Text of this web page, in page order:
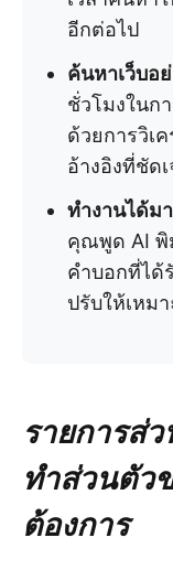
อีกต่อไป
ค้นหาเว็บอ
ชั่วโมงในก
ด้วยการวิเ
อ้างอิงที่ชัด
ทำงานได้ม
คุณพูด AI พิ
คำบอกที่ได้
ปรับให้เหม
รายการส่
ทำส่วนตั
ต้องการ